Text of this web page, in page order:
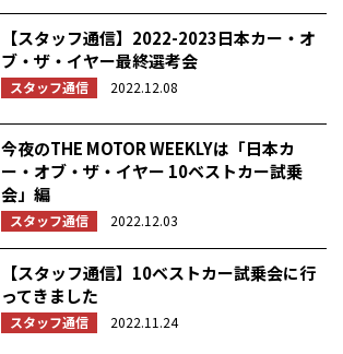
【スタッフ通信】2022-2023日本カー・オ
ブ・ザ・イヤー最終選考会
スタッフ通信 2022.12.08
今夜のTHE MOTOR WEEKLYは「日本カ
ー・オブ・ザ・イヤー 10ベストカー試乗
会」編
スタッフ通信 2022.12.03
【スタッフ通信】10ベストカー試乗会に行
ってきました
スタッフ通信 2022.11.24